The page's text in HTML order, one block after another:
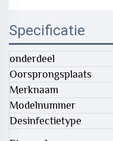
Specificatie
onderdeel
Oorsprongsplaats
Merknaam
Modelnummer
Desinfectietype